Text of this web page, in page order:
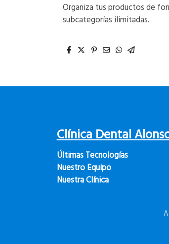
Organiza tus productos de
subcategorías ilimitadas.
Clínica Dental
ÚItimas Tecnologías
Nuestro Equipo
Nuestra Clínica